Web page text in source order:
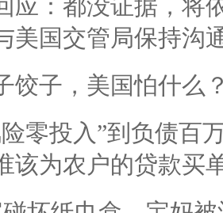
应：都没证据，将
美国交管局保持沟
饺子，美国怕什么
零投入”到负债百
该为农户的贷款买